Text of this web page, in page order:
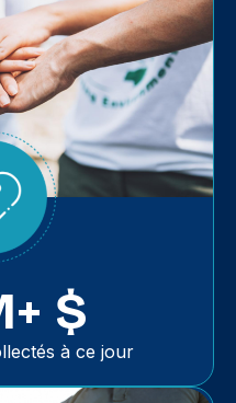
$
à ce jour